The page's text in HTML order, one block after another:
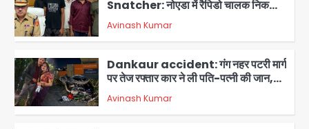
2
Snatcher: नोएडा में रैपिडो चालक निकला
मोबाइल स्नैचर गैंग का मास्टरमाइंड, जीरा-बॉल
बेचने वालों को बेचता था चोरी के फोन; 8
गिरफ्तार, 98 मोबाइल और 450 पार्ट्स बरामद
Avinash Kumar
3
Dankaur accident: गंग नहर पटरी मार्ग
पर तेज रफ्तार कार ने ली पति-पत्नी की जान,
गांव में मातम
Avinash Kumar